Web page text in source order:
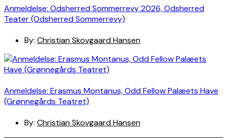
Anmeldelse: Odsherred Sommerrevy 2026, Odsherred
Teater (Odsherred Sommerrevy)
By: Christian Skovgaard Hansen
Anmeldelse: Erasmus Montanus, Odd Fellow Palæets Have
(Grønnegårds Teatret)
By: Christian Skovgaard Hansen